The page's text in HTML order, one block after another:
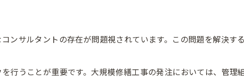
ンサルタントの存在が問題視されています。この問題を解決す
行うことが重要です。大規模修繕工事の発注においては、管